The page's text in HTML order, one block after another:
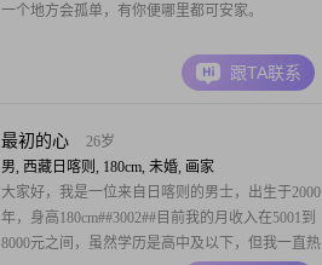
一个地方会孤单，有你便哪里都可安家。
跟TA联系
最初的心
26岁
男, 西藏日喀则, 180cm, 未婚, 画家
大家好，我是一位来自日喀则的男士，出生于2000
年，身高180cm##3002##目前我的月收入在5001到
8000元之间，虽然学历是高中及以下，但我一直热